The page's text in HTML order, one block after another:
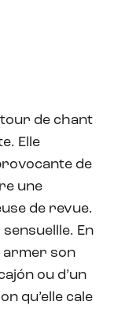
tour de chant
Elle
de
une
de revue.
En
armer son
ou d’un
qu’elle cale